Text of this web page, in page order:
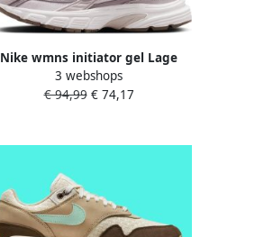
Nike wmns initiator gel Lage
sneakers dames Grijs
3 webshops
€ 94,99€ 74,17